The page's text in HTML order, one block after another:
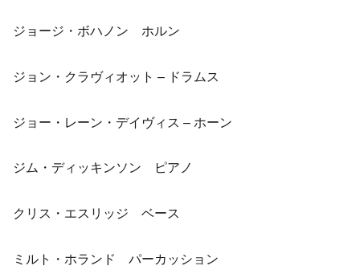
ジョージ・ボハノン ホルン
ジョン・クラヴィオット – ドラムス
ジョー・レーン・デイヴィス – ホーン
ジム・ディッキンソン ピアノ
クリス・エスリッジ ベース
ミルト・ホランド パーカッション